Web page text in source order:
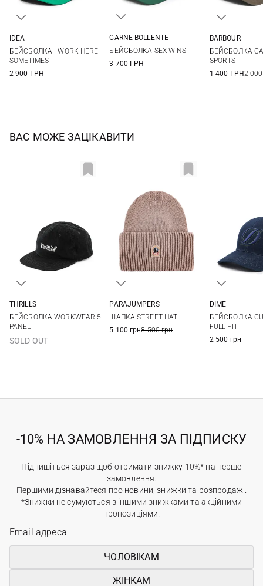
IDEA
БЕЙСБОЛКА I WORK HERE
SOMETIMES
2 900 ГРН
CARNE BOLLENTE
БЕЙСБОЛКА SEX WINS
3 700 ГРН
BARBOUR
БЕЙСБОЛКА
SPORTS
1 400 ГРН2
ВАС МОЖЕ ЗАЦІКАВИТИ
THRILLS
БЕЙСБОЛКА WORKWEAR 5
PANEL
SOLD OUT
PARAJUMPERS
ШАПКА STREET HAT
5 100 грн8 500 грн
DIME
БЕЙСБОЛКА
FULL FIT
2 500 грн
-10% НА ЗАМОВЛЕННЯ ЗА ПІДПИСКУ
Підпишіться зараз щоб отримати знижку 10%* на перше
замовлення.
Першими дізнавайтеся про новини, знижки та розпродажі.
*Знижки не сумуються з іншими знижками та акційними
пропозиціями.
ЧОЛОВІКАМ
ЖІНКАМ